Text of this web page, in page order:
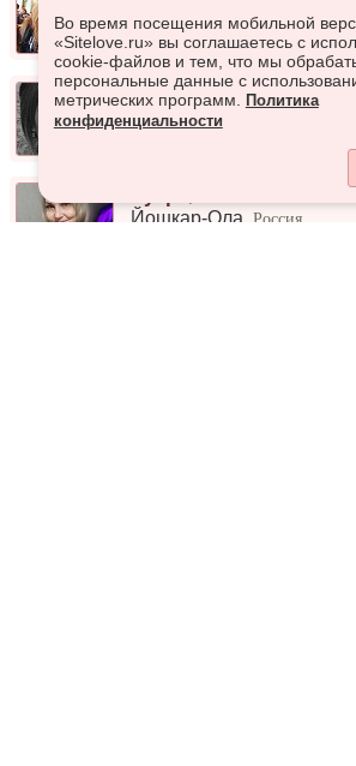
Йошкар-Ола,Россия
Вероника, 29 лет
Оршанка,
Йошкар-Ола ,Россия
Во время посещения мобильной
«Sitelove.ru» вы соглашаетесь с
cookie-файлов и тем, что мы
персональные данные с
метрических программ.
Политика
конфиденциальности